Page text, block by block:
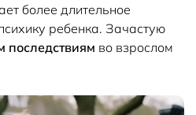
более длительное
ребенка. Зачастую
последствиям во взрослом